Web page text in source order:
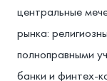
центральные
рынка:
полноправными
банки и финтех-